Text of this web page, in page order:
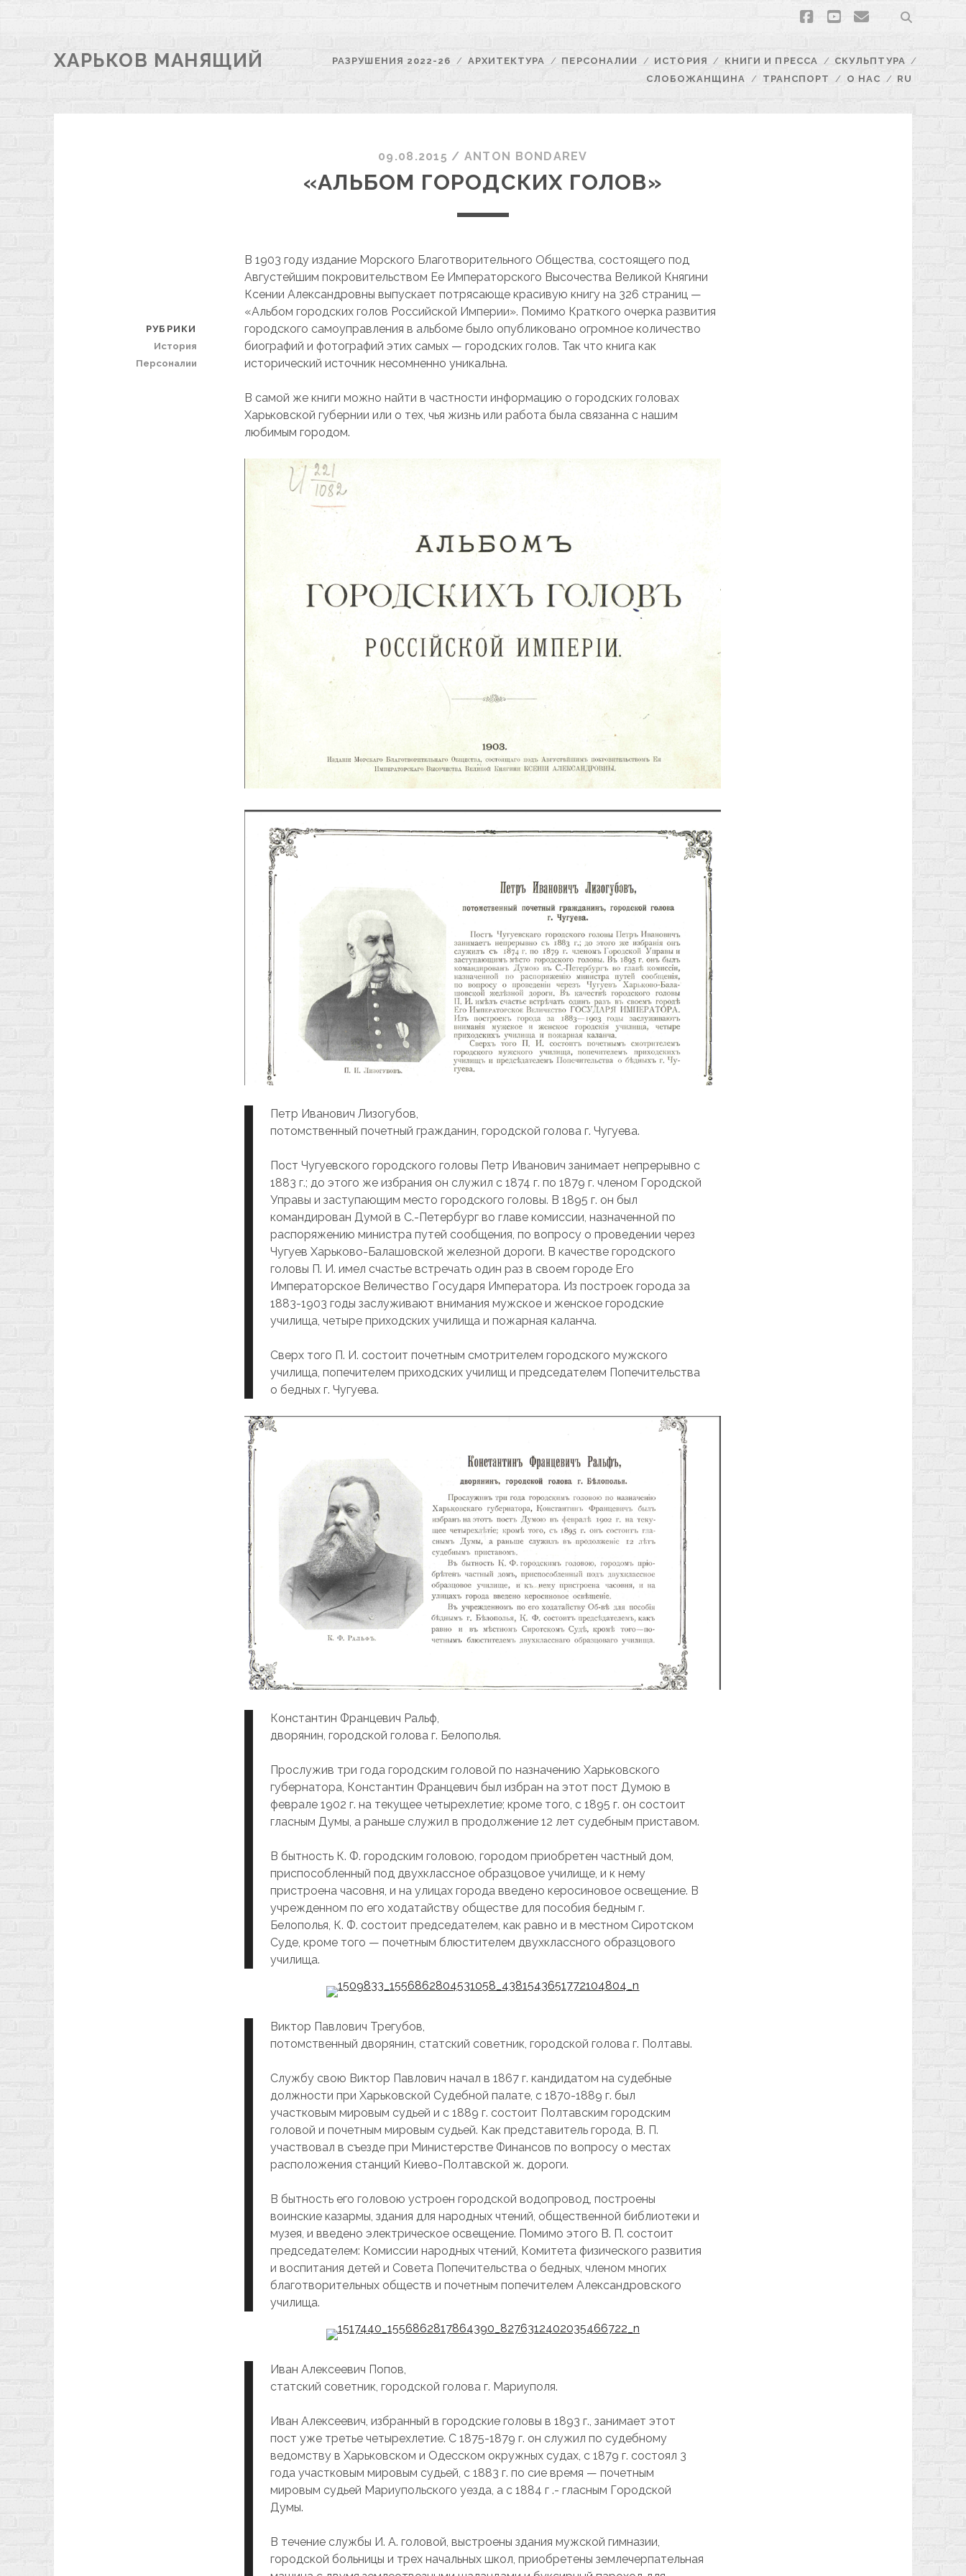
facebook
youtubeemail
ХАРЬКОВ МАНЯЩИЙ РАЗРУШЕНИЯ 2022-26 АРХИТЕКТУРА ПЕРСОНАЛИИ ИСТОРИЯ КНИГИ И ПРЕССА
СКУЛЬПТУРА
СЛОБОЖАНЩИНА
ТРАНСПОРТ О НАС RU
09.08.2015 / ANTON BONDAREV
«АЛЬБОМ ГОРОДСКИХ ГОЛОВ»
В 1903 году издание Морского Благотворительного Общества, состоящего под
Августейшим покровительством Ее Императорского Высочества Великой Княгини
Ксении Александровны выпускает потрясающе красивую книгу на 326 страниц —
«Альбом городских голов Российской Империи». Помимо Краткого очерка развития
городского самоуправления в альбоме было опубликовано огромное количество
биографий и фотографий этих самых — городских голов. Так что книга как
исторический источник несомненно уникальна.
В самой же книги можно найти в частности информацию о городских головах
Харьковской губернии или о тех, чья жизнь или работа была связанна с нашим
любимым городом.
Петр Иванович Лизогубов,
потомственный почетный гражданин, городской голова г. Чугуева.
Пост Чугуевского городского головы Петр Иванович занимает непрерывно с
1883 г.; до этого же избрания он служил с 1874 г. по 1879 г. членом Городской
Управы и заступающим место городского головы. В 1895 г. он был
командирован Думой в С.-Петербург во главе комиссии, назначенной по
распоряжению министра путей сообщения, по вопросу о проведении через
Чугуев Харьково-Балашовской железной дороги. В качестве городского
головы П. И. имел счастье встречать один раз в своем городе Его
Императорское Величество Государя Императора. Из построек города за
1883-1903 годы заслуживают внимания мужское и женское городские
училища, четыре приходских училища и пожарная каланча.
Сверх того П. И. состоит почетным смотрителем городского мужского
училища, попечителем приходских училищ и председателем Попечительства
о бедных г. Чугуева.
Константин Францевич Ральф,
дворянин, городской голова г. Белополья.
Прослужив три года городским головой по назначению Харьковского
губернатора, Константин Францевич был избран на этот пост Думою в
феврале 1902 г. на текущее четырехлетие; кроме того, с 1895 г. он состоит
гласным Думы, а раньше служил в продолжение 12 лет судебным приставом.
В бытность К. Ф. городским головою, городом приобретен частный дом,
приспособленный под двухклассное образцовое училище, и к нему
пристроена часовня, и на улицах города введено керосиновое освещение. В
учрежденном по его ходатайству обществе для пособия бедным г.
Белополья, К. Ф. состоит председателем, как равно и в местном Сиротском
Суде, кроме того — почетным блюстителем двухклассного образцового
училища.
Виктор Павлович Трегубов,
потомственный дворянин, статский советник, городской голова г. Полтавы.
Службу свою Виктор Павлович начал в 1867 г. кандидатом на судебные
должности при Харьковской Судебной палате, с 1870-1889 г. был
участковым мировым судьей и с 1889 г. состоит Полтавским городским
головой и почетным мировым судьей. Как представитель города, В. П.
участвовал в съезде при Министерстве Финансов по вопросу о местах
расположения станций Киево-Полтавской ж. дороги.
В бытность его головою устроен городской водопровод, построены
воинские казармы, здания для народных чтений, общественной библиотеки и
музея, и введено электрическое освещение. Помимо этого В. П. состоит
председателем: Комиссии народных чтений, Комитета физического развития
и воспитания детей и Совета Попечительства о бедных, членом многих
благотворительных обществ и почетным попечителем Александровского
училища.
Иван Алексеевич Попов,
статский советник, городской голова г. Мариуполя.
Иван Алексеевич, избранный в городские головы в 1893 г., занимает этот
пост уже третье четырехлетие. С 1875-1879 г. он служил по судебному
ведомству в Харьковском и Одесском окружных судах, с 1879 г. состоял 3
года участковым мировым судьей, с 1883 г. по сие время — почетным
мировым судьей Мариупольского уезда, а с 1884 г .- гласным Городской
Думы.
В течение службы И. А. головой, выстроены здания мужской гимназии,
городской больницы и трех начальных школ, приобретены землечерпательная
РУБРИКИ
История
Персоналии